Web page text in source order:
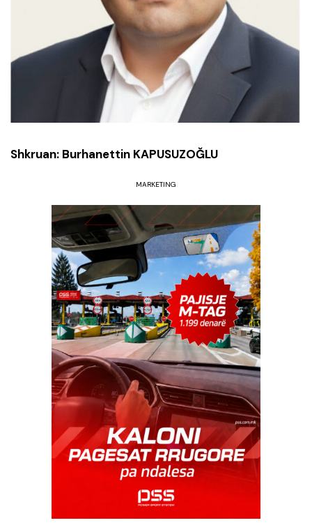
Shkruan: Burhanettin KAPUSUZOĞLU
MARKETING